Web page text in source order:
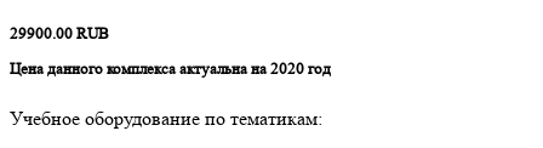
29900.00 RUB
Цена данного комплекса актуальна на 2020 год
Учебное оборудование по тематикам: